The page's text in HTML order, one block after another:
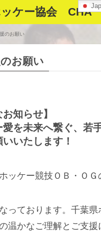
ッケー協会 CHA
のお願い
お願い
お知らせ】
愛を未来へ繋ぐ、若
いたします！
ッケー競技ＯＢ・ＯＧ
っております。千葉
温かなご理解とご支援